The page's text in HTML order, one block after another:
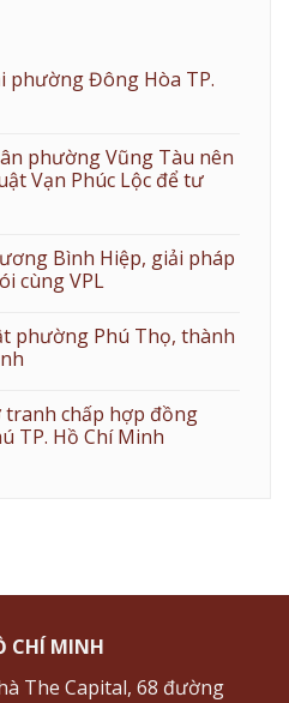
phường Đông Hòa TP.
phường Vũng Tàu nên
Vạn Phúc Lộc để tư
Bình Hiệp, giải pháp
cùng VPL
phường Phú Thọ, thành
chấp hợp đồng
TP. Hồ Chí Minh
CHÍ MINH
The Capital, 68 đường